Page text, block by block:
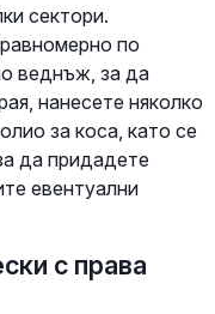
сектори.
по
веднъж, за да
нанесете няколко
за коса, като се
да придадете
евентуални
с права